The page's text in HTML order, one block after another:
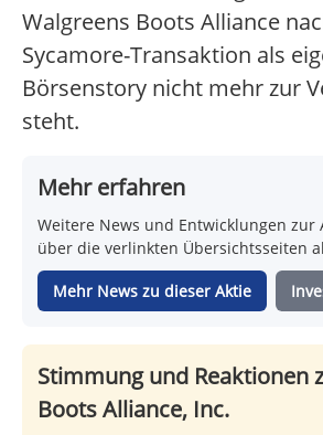
Walgreens Boots Alliance
Sycamore-Transaktion als
Börsenstory nicht mehr zur
steht.
Mehr erfahren
Weitere News und Entwicklungen zur
über die verlinkten Übersichtsseiten
Mehr News zu dieser Aktie
Stimmung und Reaktionen
Boots Alliance, Inc.